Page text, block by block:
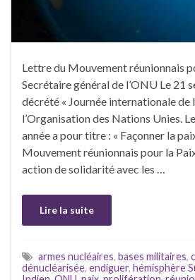
Lettre du Mouvement réunionnais
Secrétaire général de l’ONU Le 21
décrété « Journée internationale de
l’Organisation des Nations Unies.
année a pour titre : « Façonner la
Mouvement réunionnais pour la
action de solidarité avec les …
Lire la suite
armes nucléaires, bases militaires,
dénucléarisée, endiguer, hémisphère